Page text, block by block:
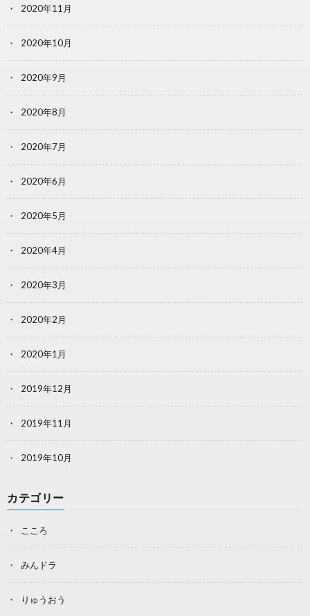
2020年11月
2020年10月
2020年9月
2020年8月
2020年7月
2020年6月
2020年5月
2020年4月
2020年3月
2020年2月
2020年1月
2019年12月
2019年11月
2019年10月
カテゴリー
こころ
みんドラ
りゅうおう